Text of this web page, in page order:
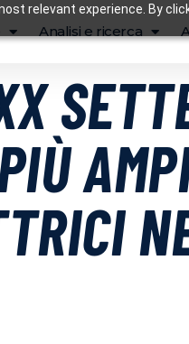
relevant experience. By
Analisi e ricerca